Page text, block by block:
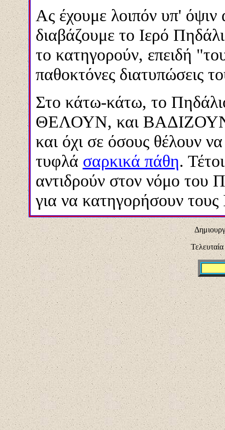
Ας έχουμε λοιπόν υπ' όψιν
διαβάζουμε το Ιερό
το κατηγορούν, επειδή
παθοκτόνες διατυπώσεις
Στο κάτω-κάτω, το
ΘΕΛΟΥΝ, και
και όχι σε όσους θέλουν
τυφλά σαρκικά πάθη.
αντιδρούν στον νόμο του
για να κατηγορήσουν τους